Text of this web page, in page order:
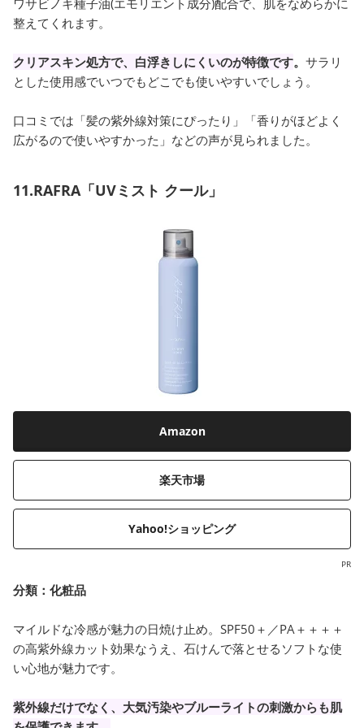
整えてくれます。
クリアスキン処方で、白浮きしにくいのが特徴です。 サラリ
とした使用感でいつでもどこでも使いやすいでしょう。
口コミでは「髪の紫外線対策にぴったり」「香りがほどよく
広がるので使いやすかった」などの声が見られました。
11.RAFRA「UVミスト クール」
Amazon
楽天市場
Yahoo!ショッピング
PR
分類：化粧品
マイルドな冷感が魅力の日焼け止め。SPF50＋／PA＋＋＋＋
の高紫外線カット効果なうえ、石けんで落とせるソフトな使
い心地が魅力です。
紫外線だけでなく、大気汚染やブルーライトの刺激からも肌